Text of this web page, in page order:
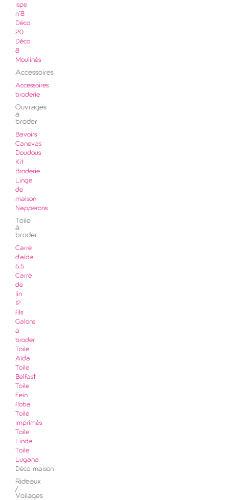
ispe
n°8
Déco
20
Déco
8
Moulinés
Accessoires
Accessoires
broderie
Ouvrages
à
broder
Bavoirs
Canevas
Doudous
Kit
Broderie
Linge
de
maison
Napperons
Toile
à
broder
Carré
d'aïda
5.5
Carré
de
lin
12
fils
Galons
à
broder
Toile
Aïda
Toile
Belfast
Toile
Fein
floba
Toile
imprimés
Toile
Linda
Toile
Lugana
Déco maison
Rideaux
/
Voilages